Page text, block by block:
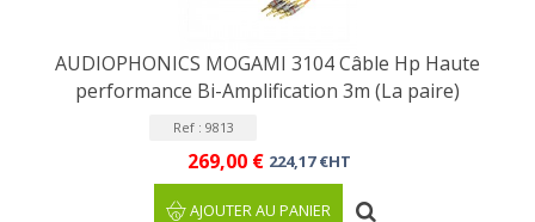
AUDIOPHONICS MOGAMI 3104 Câble Hp Haute
performance Bi-Amplification 3m (La paire)
Ref : 9813
269,00 € 224,17 €HT
AJOUTER AU PANIER